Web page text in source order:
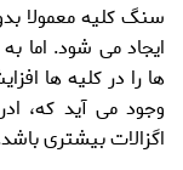
a
t
o
n
سنگ کلیهمعمولا
ایجاد می شود. اما
ها را در کلیه ها
وجود می آید که،
اگزالات بیشتری